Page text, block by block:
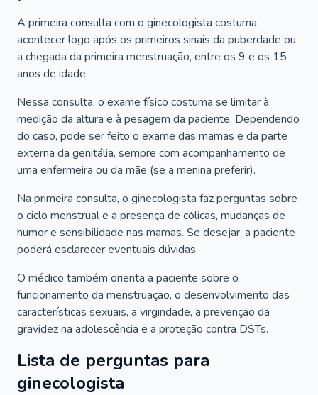
A primeira consulta com o ginecologista costuma
acontecer logo após os primeiros sinais da puberdade ou
a chegada da primeira menstruação, entre os 9 e os 15
anos de idade.
Nessa consulta, o exame físico costuma se limitar à
medição da altura e à pesagem da paciente. Dependendo
do caso, pode ser feito o exame das mamas e da parte
externa da genitália, sempre com acompanhamento de
uma enfermeira ou da mãe (se a menina preferir).
Na primeira consulta, o ginecologista faz perguntas sobre
o ciclo menstrual e a presença de cólicas, mudanças de
humor e sensibilidade nas mamas. Se desejar, a paciente
poderá esclarecer eventuais dúvidas.
O médico também orienta a paciente sobre o
funcionamento da menstruação, o desenvolvimento das
características sexuais, a virgindade, a prevenção da
gravidez na adolescência e a proteção contra DSTs.
Lista de perguntas para
ginecologista